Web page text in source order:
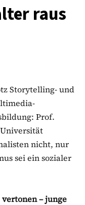
raus
Storytelling- und
Prof.
nicht, nur
sei ein sozialer
– junge